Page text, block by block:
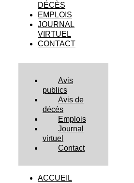
DÉCÈS
EMPLOIS
JOURNAL
VIRTUEL
CONTACT
Avis
publics
Avis de
décès
Emplois
Journal
virtuel
Contact
ACCUEIL